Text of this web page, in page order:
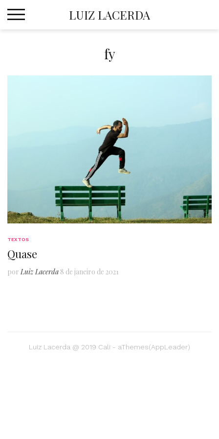
LUIZ LACERDA
fy
TEXTOS
Quase
porLuiz Lacerda 8 de janeiro de 2021
Luiz Lacerda @ 2019 Cali - aThemes(AppLeader)